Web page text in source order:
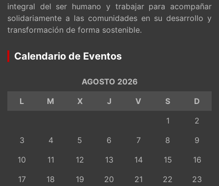
integral del ser humano y trabajar para acompañar
solidariamente a las comunidades en su desarrollo y
transformación de forma sostenible.
Calendario de Eventos
AGOSTO 2026
L
M X J V S
D
1
2
3
4 5 6 7 8
9
10
11 12 13 14 15
16
17
18 19 20 21 22
23